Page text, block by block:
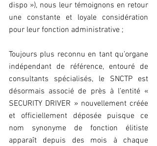
dispo »), nous leur témoignons en retour
une constante et loyale considération
pour leur fonction administrative ;
Toujours plus reconnu en tant qu’organe
indépendant de référence, entouré de
consultants spécialisés, le SNCTP est
désormais associé de près à l’entité «
SECURITY DRIVER » nouvellement créée
et officiellement déposée puisque ce
nom synonyme de fonction élitiste
apparaît depuis des mois à chaque